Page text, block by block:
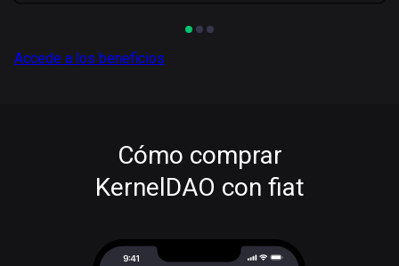
Accede a los beneficios
Cómo comprar
KernelDAO con fiat